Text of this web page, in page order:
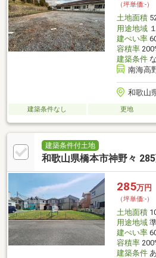
（坪単価:-）
土地面積
用途地域
建ぺい率
容積率
建築条件
南海高
和歌山
建築条件なし 更地
建築条件付土地
和歌山県橋本市神野々
285万円
（坪単価:-）
土地面積
用途地域
建ぺい率
容積率
建築条件